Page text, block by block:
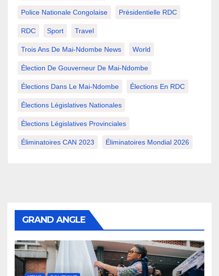
Police Nationale Congolaise Présidentielle RDC
RDC Sport Travel
Trois Ans De Mai-Ndombe News World
Élection De Gouverneur De Mai-Ndombe
Élections Dans Le Mai-Ndombe Élections En RDC
Élections Législatives Nationales
Élections Législatives Provinciales
Éliminatoires CAN 2023 Éliminatoires Mondial 2026
GRAND ANGLE